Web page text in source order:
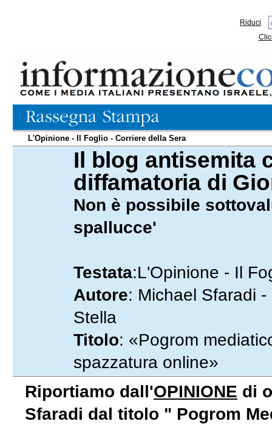
Riduci
L'Opinione - Il Foglio - Corriere della Sera
Il blog antisemita
diffamatoria di
Non è possibile
spallucce'
Testata:L'Opinione - Il
Autore: Michael Sfaradi
Stella
Titolo: «Pogrom
spazzatura online»
Riportiamo dall'OPINIONE di
Sfaradi dal titolo " Pogrom